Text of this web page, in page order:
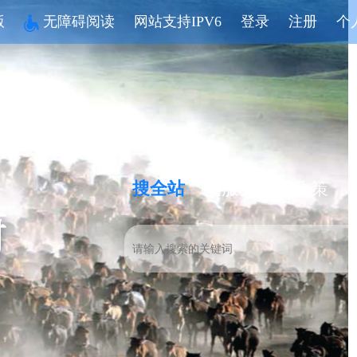
无障碍阅读 网站支持IPV6 登录 注册 个
搜全站 搜服务 搜政策